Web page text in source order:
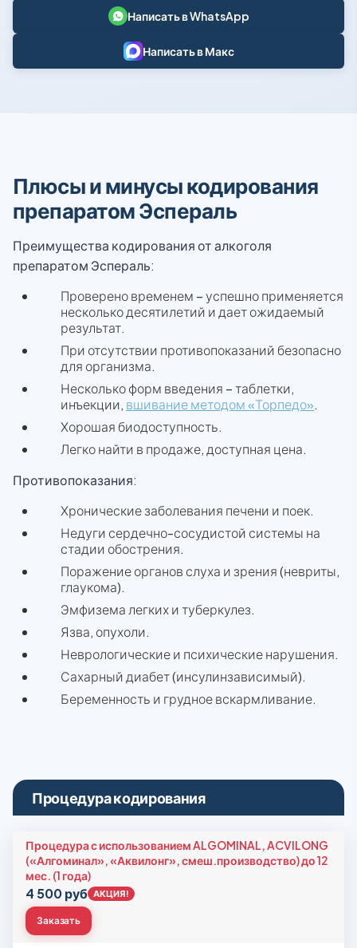
Написать в WhatsApp
Написать в Макс
Плюсы и минусы кодирования
препаратом Эспераль
Преимущества кодирования от алкоголя
препаратом Эспераль:
Проверено временем – успешно применяется
несколько десятилетий и дает ожидаемый
результат.
При отсутствии противопоказаний безопасно
для организма.
Несколько форм введения – таблетки,
инъекции, вшивание методом «Торпедо».
Хорошая биодоступность.
Легко найти в продаже, доступная цена.
Противопоказания:
Хронические заболевания печени и поек.
Недуги сердечно-сосудистой системы на
стадии обострения.
Поражение органов слуха и зрения (невриты,
глаукома).
Эмфизема легких и туберкулез.
Язва, опухоли.
Неврологические и психические нарушения.
Сахарный диабет (инсулинзависимый).
Беременность и грудное вскармливание.
Процедура кодирования
Процедура с использованием ALGOMINAL, ACVILONG
(«Алгоминал», «Аквилонг», смеш.производство) до 12
мес. (1 года)
4 500 руб АКЦИЯ!
Заказать